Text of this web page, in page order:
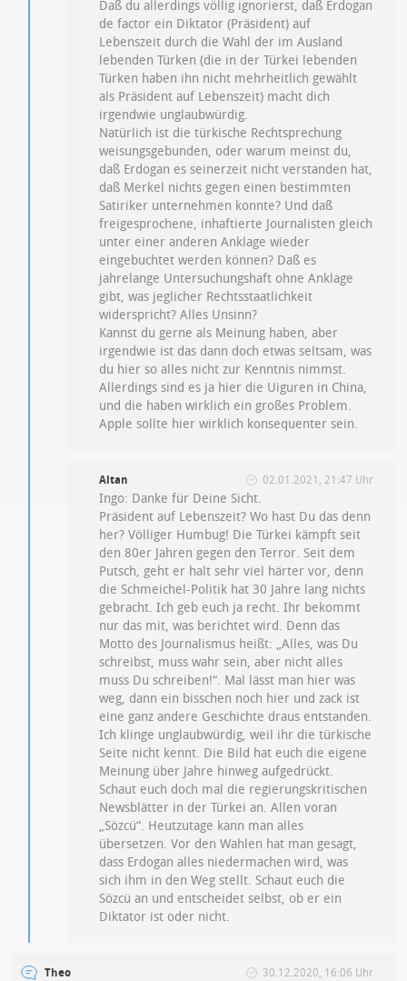
Daß du allerdings völlig ignorierst, daß Erdogan
de factor ein Diktator (Präsident) auf
Lebenszeit durch die Wahl der im Ausland
lebenden Türken (die in der Türkei lebenden
Türken haben ihn nicht mehrheitlich gewählt
als Präsident auf Lebenszeit) macht dich
irgendwie unglaubwürdig.
Natürlich ist die türkische Rechtsprechung
weisungsgebunden, oder warum meinst du,
daß Erdogan es seinerzeit nicht verstanden hat,
daß Merkel nichts gegen einen bestimmten
Satiriker unternehmen konnte? Und daß
freigesprochene, inhaftierte Journalisten gleich
unter einer anderen Anklage wieder
eingebuchtet werden können? Daß es
jahrelange Untersuchungshaft ohne Anklage
gibt, was jeglicher Rechtsstaatlichkeit
widerspricht? Alles Unsinn?
Kannst du gerne als Meinung haben, aber
irgendwie ist das dann doch etwas seltsam, was
du hier so alles nicht zur Kenntnis nimmst.
Allerdings sind es ja hier die Uiguren in China,
und die haben wirklich ein großes Problem.
Apple sollte hier wirklich konsequenter sein.
Altan 02.01.2021, 21:47 Uhr
Ingo: Danke für Deine Sicht.
Präsident auf Lebenszeit? Wo hast Du das denn
her? Völliger Humbug! Die Türkei kämpft seit
den 80er Jahren gegen den Terror. Seit dem
Putsch, geht er halt sehr viel härter vor, denn
die Schmeichel-Politik hat 30 Jahre lang nichts
gebracht. Ich geb euch ja recht. Ihr bekommt
nur das mit, was berichtet wird. Denn das
Motto des Journalismus heißt: „Alles, was Du
schreibst, muss wahr sein, aber nicht alles
muss Du schreiben!“. Mal lässt man hier was
weg, dann ein bisschen noch hier und zack ist
eine ganz andere Geschichte draus entstanden.
Ich klinge unglaubwürdig, weil ihr die türkische
Seite nicht kennt. Die Bild hat euch die eigene
Meinung über Jahre hinweg aufgedrückt.
Schaut euch doch mal die regierungskritischen
Newsblätter in der Türkei an. Allen voran
„Sözcü“. Heutzutage kann man alles
übersetzen. Vor den Wahlen hat man gesagt,
dass Erdogan alles niedermachen wird, was
sich ihm in den Weg stellt. Schaut euch die
Sözcü an und entscheidet selbst, ob er ein
Diktator ist oder nicht.
Theo 30.12.2020, 16:06 Uhr